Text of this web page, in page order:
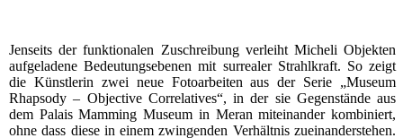
Jen­seits der funk­tio­na­len Zuschrei­bung ver­leiht Miche­li Objek­ten
auf­ge­la­de­ne Bedeu­tungs­ebe­nen mit sur­rea­ler Strahl­kraft. So zeigt
die Künst­le­rin zwei neue Foto­ar­bei­ten aus der Serie „Muse­um
Rhap­so­dy – Objec­ti­ve Cor­re­la­ti­ves“, in der sie Gegen­stän­de aus
dem Palais Mamming Muse­um in Meran mit­ein­an­der kom­bi­niert,
ohne dass die­se in einem zwin­gen­den Ver­hält­nis zuein­an­der­ste­hen.